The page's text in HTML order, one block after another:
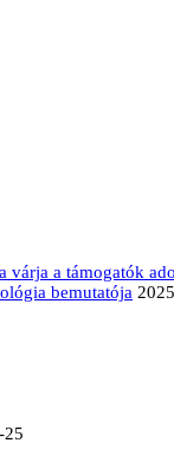
a támogatók
bemutatója
25